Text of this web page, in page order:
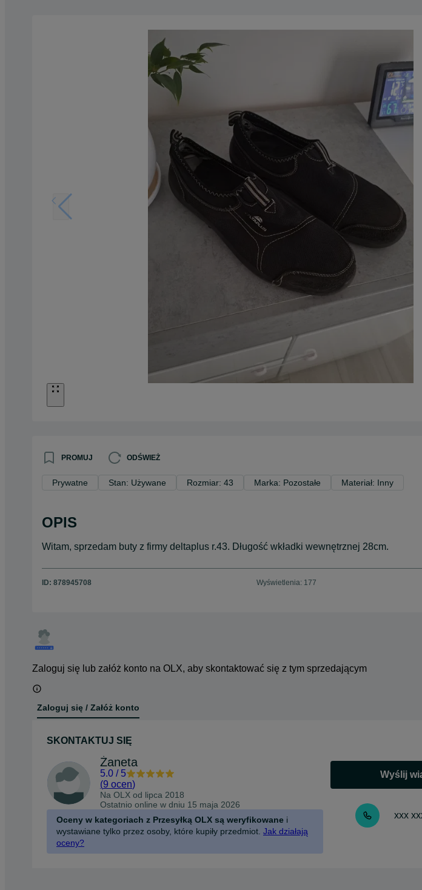
PROMUJ ODŚWIEŻ
Prywatne Stan: Używane Rozmiar: 43 Marka: Pozostałe Materiał: Inny
OPIS
Witam, sprzedam buty z firmy deltaplus r.43. Długość wkładki wewnętrznej 28cm.
ID: 878945708 Wyświetlenia: 177
Zaloguj się lub załóż konto na OLX, aby skontaktować się z tym sprzedającym
Zaloguj się / Załóż konto
SKONTAKTUJ SIĘ
Żaneta
5.0 / 5
(9 ocen)
Na OLX od lipca 2018
Ostatnio online w dniu 15 maja 2026
Oceny w kategoriach z Przesyłką OLX są weryfikowane i
wystawiane tylko przez osoby, które kupiły przedmiot. Jak działają
oceny?
Wyślij
xxx